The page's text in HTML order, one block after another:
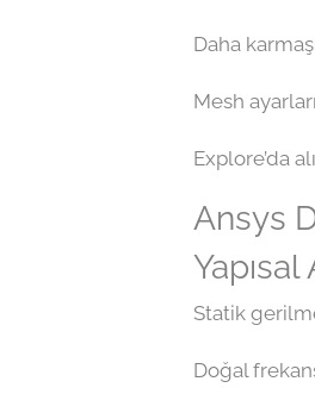
Daha
Mesh
Explore’da
Ansys
Statik
Doğal